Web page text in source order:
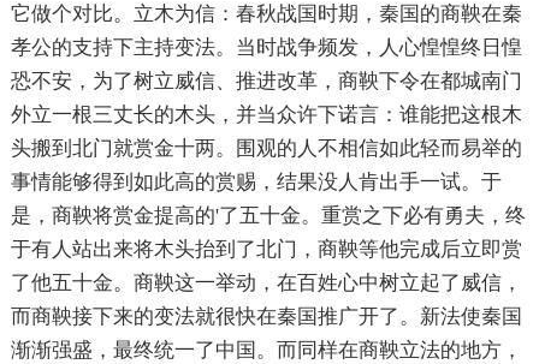
它做个对比。立木为信：春秋战国时期，秦国的商鞅在秦
孝公的支持下主持变法。当时战争频发，人心惶惶终日惶
恐不安，为了树立威信、推进改革，商鞅下令在都城南门
外立一根三丈长的木头，并当众许下诺言：谁能把这根木
头搬到北门就赏金十两。围观的人不相信如此轻而易举的
事情能够得到如此高的赏赐，结果没人肯出手一试。于
是，商鞅将赏金提高的'了五十金。重赏之下必有勇夫，终
于有人站出来将木头抬到了北门，商鞅等他完成后立即赏
了他五十金。商鞅这一举动，在百姓心中树立起了威信，
而商鞅接下来的变法就很快在秦国推广开了。新法使秦国
渐渐强盛，最终统一了中国。而同样在商鞅立法的地方，